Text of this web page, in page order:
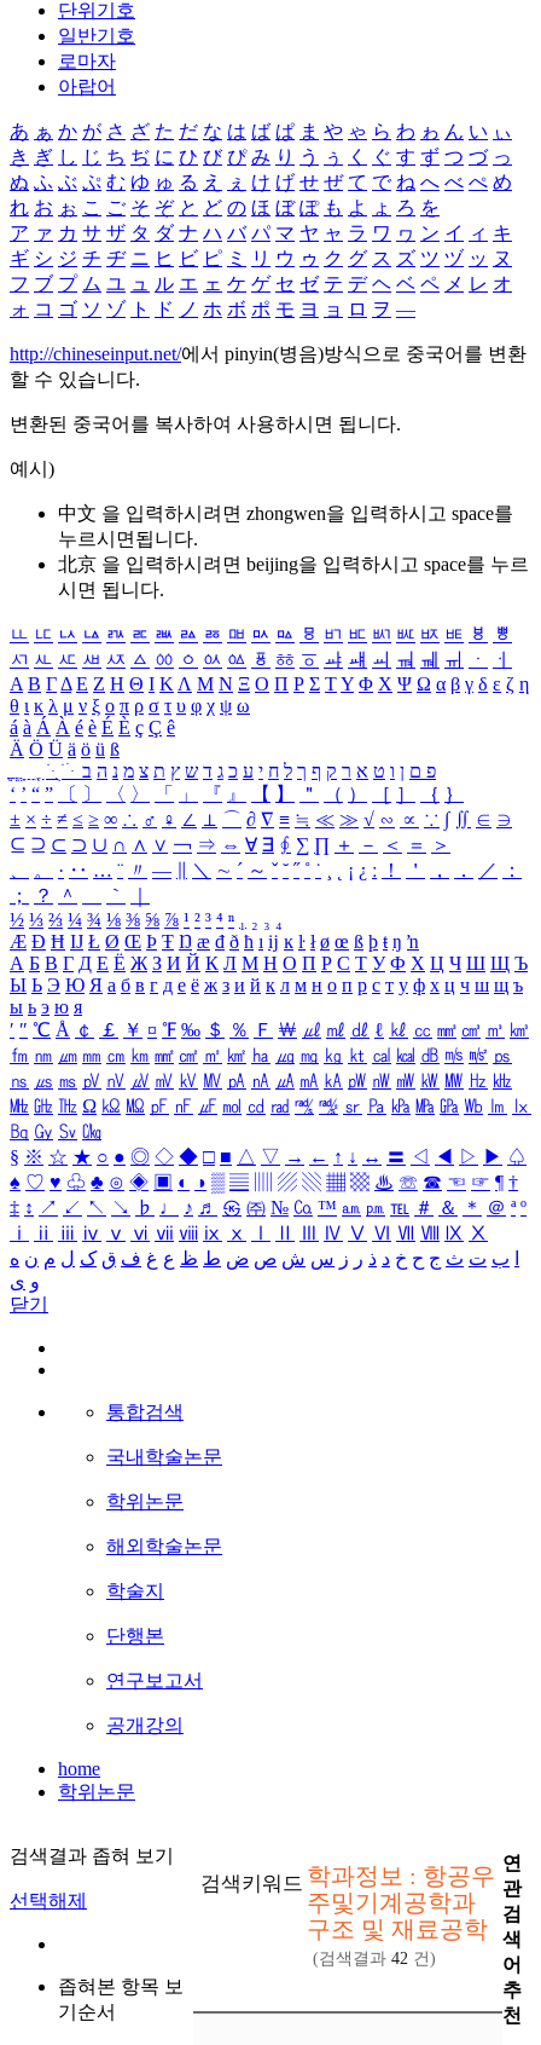
단위기호
일반기호
로마자
아랍어
あ ぁ か が さ ざ た だ な は ば ぱ ま や ゃ ら わ ゎ ん い ぃ
き ぎ し じ ち ぢ に ひ び ぴ み り う ぅ く ぐ す ず つ づ っ
ぬ ふ ぶ ぷ む ゆ ゅ る え ぇ け げ せ ぜ て で ね へ べ ぺ め
れ お ぉ こ ご そ ぞ と ど の ほ ぼ ぽ も よ ょ ろ を
ア ァ カ サ ザ タ ダ ナ ハ バ パ マ ヤ ャ ラ ワ ヮ ン イ ィ キ
ギ シ ジ チ ヂ ニ ヒ ビ ピ ミ リ ウ ゥ ク グ ス ズ ツ ヅ ッ ヌ
フ ブ プ ム ユ ュ ル エ ェ ケ ゲ セ ゼ テ デ ヘ ベ ペ メ レ オ
ォ コ ゴ ソ ゾ ト ド ノ ホ ボ ポ モ ヨ ョ ロ ヲ ―
http://chineseinput.net/에서 pinyin(병음)방식으로 중국어를 변환
할 수 있습니다.
변환된 중국어를 복사하여 사용하시면 됩니다.
예시)
中文 을 입력하시려면 zhongwen을 입력하시고 space를
누르시면됩니다.
北京 을 입력하시려면 beijing을 입력하시고 space를 누르
시면 됩니다.
ㅥ ㅦ ㅧ ㅨ ㅩ ㅪ ㅫ ㅬ ㅭ ㅮ ㅯ ㅰ ㅱ ㅲ ㅳ ㅴ ㅵ ㅶ ㅷ ㅸ
ㅹ
ㅺ ㅻ ㅼ ㅽ ㅾ ㅿ ㆀ ㆁ ㆂ ㆃ ㆄ ㆅ ㆆ ㆇ ㆈ ㆉ ㆊ ㆋ ㆌ ㆍ
ㆎ
Α Β ΓΔ Ε Ζ Η Θ Ι ΚΛ Μ Ν Ξ Ο Π Ρ Σ ΤΥ Φ Χ Ψ Ω α β γ δ ε ζ η
θ ι κ λ μ ν ξ ο π ρ σ τ υ φ χ ψ ω
á à Á À é è É È ç Ç ê
Ä Ö Ü ä ö ü ß
ִֶֹ ֻּ ׁׂ פ ם ן ו ט א ר ק ף ך ל ח י ע כ ג ד ש ץ ת צ מ נ ה ב
‘ ’ “ ” 〔 〕 〈 〉 「 」 『 』 【 】 ＂ （ ） ［ ］ ｛ ｝
± × ÷ ≠ ≤ ≥ ∞ ∴ ♂ ♀ ∠ ⊥ ⌒ ∂ ∇ ≡ ≒ ≪ ≫ √ ∽ ∝ ∵ ∫ ∬ ∈ ∋
⊆ ⊇ ⊂ ⊃ ∪ ∩ ∧ ∨ ￢ ⇒ ⇔ ∀ ∃ ∮ ∑ ∏ ＋ － ＜ ＝
＞
、
。 · ‥ … ¨ 〃 ― ＼ ∼ ´ ～ ˇ ˘ ˝ ˚ ˙ ¸ ¡ ¿ ː ！ ＇ ， ． ／
：
；
？ ＾ ｀
½ ⅓ ⅔ ¼ ¾ ⅛ ⅜ ⅝ ⅞ ¹ ² ³ ⁴ ⁿ ₁ ₂ ₃ ₄
Æ Ð Ħ Ĳ Ł Ø Œ Þ Ŧ Ŋ æ đ ð ħ ı ĳ ĸ ŀ ł ø œ ß þ ŧ ŋ ŉ
А Б В Г Д Е Ё Ж З И Й К Л М Н О П Р С Т У Ф Х Ц Ч Ш Щ Ъ
Ы Ь Э Ю Я а б в г д е ё ж з и й к л м н о п р с т у ф х ц ч ш щ ъ
ы ь э ю я
′ ″ ℃ Å ￠ ￡ ￥ ¤ ℉ ‰ ＄ ％ Ｆ ￦ ㎕ ㎖ ㎗ ℓ ㎘ ㏄ ㎣ ㎤ ㎥ ㎦
㎙ ㎚ ㎛ ㎜ ㎝ ㎞ ㎟ ㎠ ㎡ ㎢ ㏊ ㎍ ㎎ ㎏ ㏏ ㎈ ㎉ ㏈ ㎧ ㎨ ㎰
㎱ ㎲ ㎳ ㎴ ㎵ ㎶ ㎷ ㎸ ㎹ ㎀ ㎁ ㎂ ㎃ ㎄ ㎺ ㎻ ㎽ ㎾ ㎿ ㎐ ㎑
㎒ ㎓ ㎔ Ω ㏀ ㏁ ㎊ ㎋ ㎌ ㏖ ㏅ ㎭ ㎮ ㎯ ㏛ ㎩ ㎪ ㎫ ㎬ ㏝ ㏐
㏓
㏃ ㏉ ㏜ ㏆
§ ※ ☆ ★ ○ ● ◎ ◇ ◆ □ ■ △ ▽ → ← ↑ ↓ ↔ 〓 ◁ ◀ ▷ ▶ ♤
♠ ♡ ♥ ♧ ♣ ⊙ ◈ ▣ ◐ ◑ ▒ ▤ ▨ ▧ ▦ ▩ ♨ ☏ ☎ ☜ ☞ ¶ †
‡ ↕ ↗ ↙ ↖ ↘ ♭ ♩ ♪ ♬ ㉿ ㈜ № ㏇ ™ ㏂ ㏘ ℡ ＃ ＆ ＊ ＠ ª º
ⅰ
ⅱ ⅲ ⅳ ⅴ ⅵ ⅶ ⅷ ⅸ ⅹ Ⅳ Ⅴ Ⅵ Ⅶ Ⅷ Ⅸ Ⅹ
ب ت ث ج ح خ د ذ ر ز س ش ص ض ط ظ ع غ ف ق ک ل م ن ه
و ی
닫기
통합검색
국내학술논문
학위논문
해외학술논문
학술지
단행본
연구보고서
공개강의
home
학위논문
검색결과 좁혀 보기
선택해제
좁혀본 항목 보
기순서
검색키워드 학과정보 : 항공우
주및기계공학과
구조 및 재료공학
(검색결과 42 건)
연
관
검
색
어
추
천